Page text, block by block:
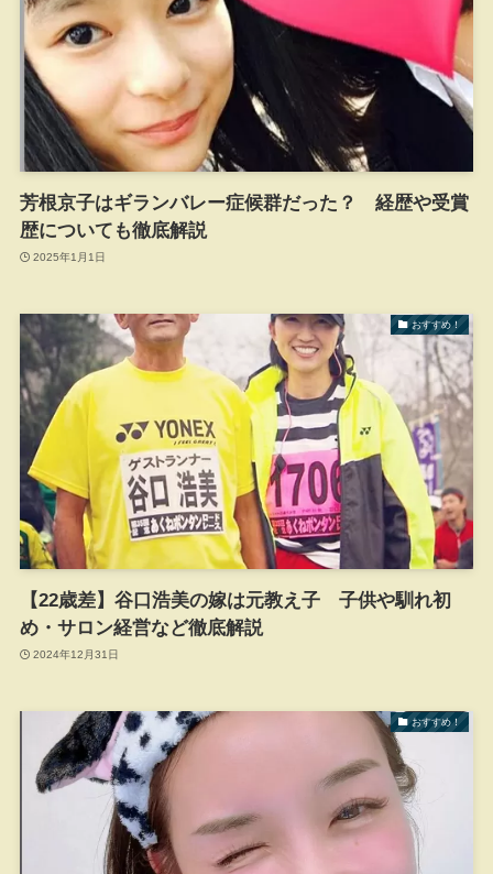
芳根京子はギランバレー症候群だった？ 経歴や受賞
歴についても徹底解説
2025年1月1日
おすすめ！
【22歳差】谷口浩美の嫁は元教え子 子供や馴れ初
め・サロン経営など徹底解説
2024年12月31日
おすすめ！